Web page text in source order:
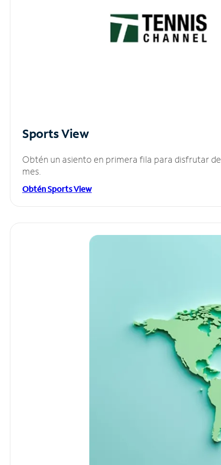
Sports View
Obtén un asiento en primera fila para disfrutar
mes.
Obtén Sports View